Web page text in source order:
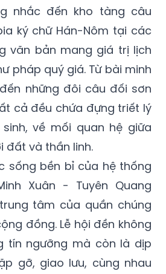
nhắc đến kho tàng câu
ký chữ Hán-Nôm tại các
văn bản mang giá trị lịch
pháp quý giá. Từ bài minh
những đôi câu đối sơn
cả đều chứa đựng triết lý
về mối quan hệ giữa
đất và thần linh.
sống bền bỉ của hệ thống
Xuân - Tuyên Quang
tâm của quần chúng
đồng. Lễ hội đền không
tín ngưỡng mà còn là dịp
gỡ, giao lưu, cùng nhau